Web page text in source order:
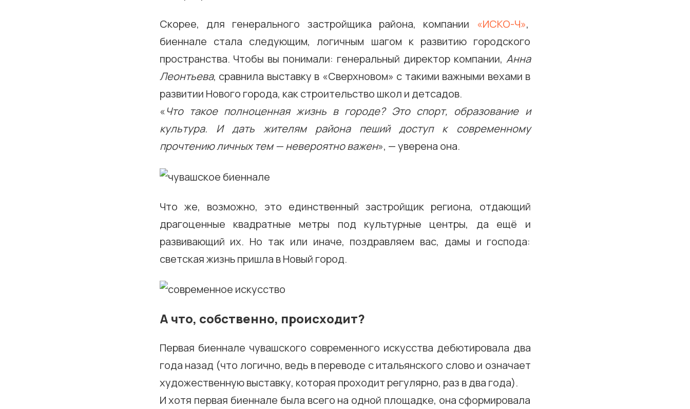
Скорее, для генерального застройщика района, компании «ИСКО-Ч»,
биеннале стала следующим, логичным шагом к развитию городского
пространства. Чтобы вы понимали: генеральный директор компании, Анна
Леонтьева, сравнила выставку в «Сверхновом» с такими важными вехами в
развитии Нового города, как строительство школ и детсадов.
«Что такое полноценная жизнь в городе? Это спорт, образование и
культура. И дать жителям района пеший доступ к современному
прочтению личных тем — невероятно важен», — уверена она.
Что же, возможно, это единственный застройщик региона, отдающий
драгоценные квадратные метры под культурные центры, да ещё и
развивающий их. Но так или иначе, поздравляем вас, дамы и господа:
светская жизнь пришла в Новый город.
А что, собственно, происходит?
Первая биеннале чувашского современного искусства дебютировала два
года назад (что логично, ведь в переводе с итальянского слово и означает
художественную выставку, которая проходит регулярно, раз в два года).
И хотя первая биеннале была всего на одной площадке, она сформировала